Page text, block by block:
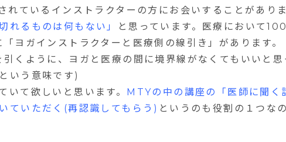
ているインストラクターの方にお会いすることがありま
れるものは何もない」 と思っています。医療において
「ヨガインストラクターと医療側の線引き」があります。
引くように、ヨガと医療の間に境界線がなくてもいいと
いう意味です)
いて欲しいと思います。 MTYの中の講座の「医師に聞く
ていただく(再認識してもらう) というのも役割の１つな